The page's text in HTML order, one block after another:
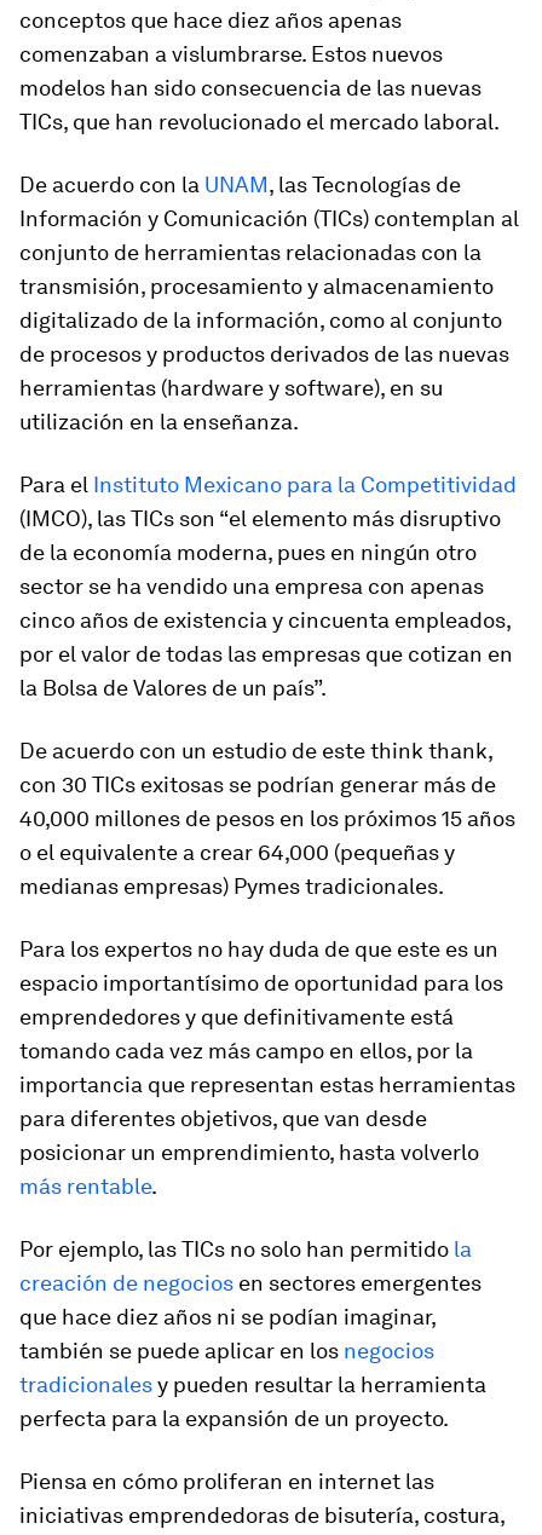
conceptos que hace diez años apenas
comenzaban a vislumbrarse. Estos nuevos
modelos han sido consecuencia de las nuevas
TICs, que han revolucionado el mercado laboral.
De acuerdo con la UNAM, las Tecnologías de
Información y Comunicación (TICs) contemplan al
conjunto de herramientas relacionadas con la
transmisión, procesamiento y almacenamiento
digitalizado de la información, como al conjunto
de procesos y productos derivados de las nuevas
herramientas (hardware y software), en su
utilización en la enseñanza.
Para el Instituto Mexicano para la Competitividad
(IMCO), las TICs son “el elemento más disruptivo
de la economía moderna, pues en ningún otro
sector se ha vendido una empresa con apenas
cinco años de existencia y cincuenta empleados,
por el valor de todas las empresas que cotizan en
la Bolsa de Valores de un país”.
De acuerdo con un estudio de este think thank,
con 30 TICs exitosas se podrían generar más de
40,000 millones de pesos en los próximos 15 años
o el equivalente a crear 64,000 (pequeñas y
medianas empresas) Pymes tradicionales.
Para los expertos no hay duda de que este es un
espacio importantísimo de oportunidad para los
emprendedores y que definitivamente está
tomando cada vez más campo en ellos, por la
importancia que representan estas herramientas
para diferentes objetivos, que van desde
posicionar un emprendimiento, hasta volverlo
más rentable.
Por ejemplo, las TICs no solo han permitido la
creación de negocios en sectores emergentes
que hace diez años ni se podían imaginar,
también se puede aplicar en los negocios
tradicionalesy pueden resultar la herramienta
perfecta para la expansión de un proyecto.
Piensa en cómo proliferan en internet las
iniciativas emprendedoras de bisutería, costura,